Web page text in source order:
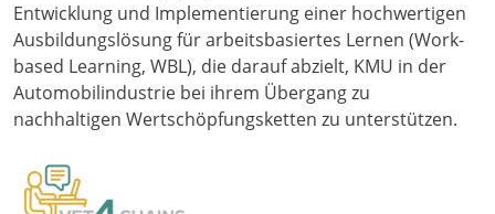
Entwicklung und Implementierung einer hochwertigen
Ausbildungslösung für arbeitsbasiertes Lernen (Work-
based Learning, WBL), die darauf abzielt, KMU in der
Automobilindustrie bei ihrem Übergang zu
nachhaltigen Wertschöpfungsketten zu unterstützen.